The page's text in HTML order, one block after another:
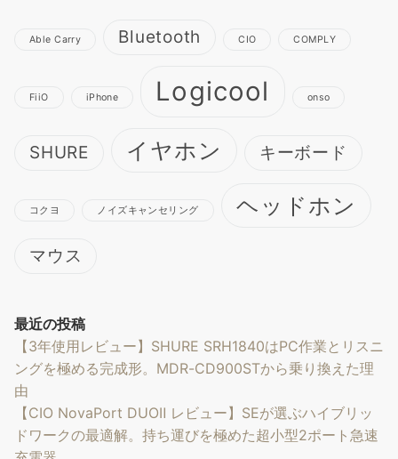
Able Carry Bluetooth CIO COMPLY
FiiO iPhone Logicool onso
SHURE イヤホン キーボード
コクヨ ノイズキャンセリング ヘッドホン
マウス
最近の投稿
【3年使用レビュー】SHURE SRH1840はPC作業とリスニ
ングを極める完成形。MDR-CD900STから乗り換えた理
由
【CIO NovaPort DUOⅡ レビュー】SEが選ぶハイブリッ
ドワークの最適解。持ち運びを極めた超小型2ポート急速